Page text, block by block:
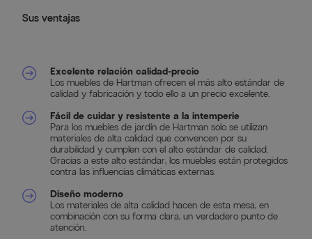
Sus ventajas
Excelente relación calidad-precio
Los muebles de Hartman ofrecen el más alto estándar de
calidad y fabricación y todo ello a un precio excelente.
Fácil de cuidar y resistente a la intemperie
Para los muebles de jardín de Hartman solo se utilizan
materiales de alta calidad que convencen por su
durabilidad y cumplen con el alto estándar de calidad.
Gracias a este alto estándar, los muebles están protegidos
contra las influencias climáticas externas.
Diseño moderno
Los materiales de alta calidad hacen de esta mesa, en
combinación con su forma clara, un verdadero punto de
atención.